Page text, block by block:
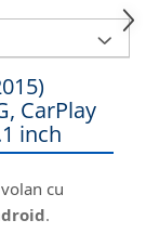
CarPlay
inch
cu
.